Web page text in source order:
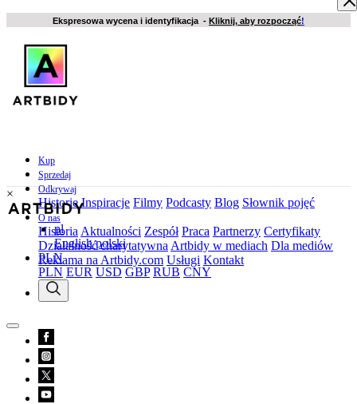
Ekspresowa wycena i identyfikacja - Kliknij, aby rozpocząć!
Kup
Sprzedaj
Odkrywaj
Historie Inspiracje Filmy Podcasty Blog Słownik pojęć
O nas
Historia Aktualności Zespół Praca Partnerzy Certyfikaty
Działalność charytatywna Artbidy w mediach Dla mediów
Reklama na Artbidy.com Usługi Kontakt
×
pl
Englishpolski
PLN
PLN EUR USD GBP RUB CNY